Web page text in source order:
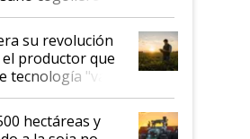
tecnología clave
su revolución
productor que
"va a
hectáreas y